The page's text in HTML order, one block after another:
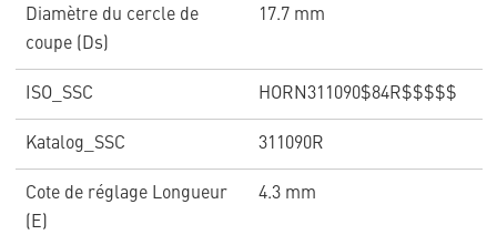
Diamètre du cercle de
coupe (Ds)
17.7 mm
ISO_SSC HORN311090$84R$$$$$
Katalog_SSC 311090R
Cote de réglage Longueur
(E)
4.3 mm